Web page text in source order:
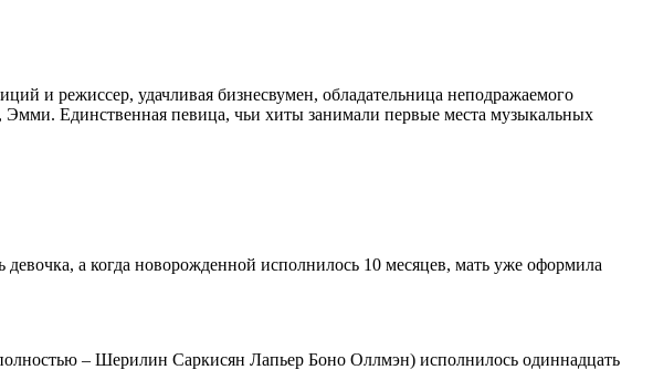
и режиссер, удачливая бизнесвумен, обладательница неподражаемого
Эмми. Единственная певица, чьи хиты занимали первые места музыкальных
а когда новорожденной исполнилось 10 месяцев, мать уже оформила
– Шерилин Саркисян Лапьер Боно Оллмэн) исполнилось одиннадцать